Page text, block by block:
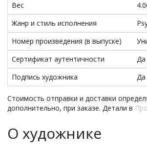
Вес
Жанр и стиль исполнения
Номер произведения (в выпуске)
Сертификат аутентичности
Да
Подпись художника
Да
Стоимость отправки и доставки
дополнительно, при заказе. Детали в
О художнике